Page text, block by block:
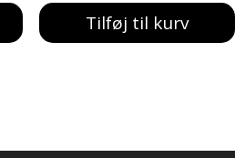
Tilføj til kurv